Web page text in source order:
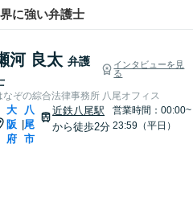
に強い弁護士
河 良太 弁護
インタビューを見
る
なぞの綜合法律事務所 八尾オフィス
大
阪
府
八
尾
市
近鉄八尾駅
から徒歩2分
営業時間：00:00~
23:59（平日）